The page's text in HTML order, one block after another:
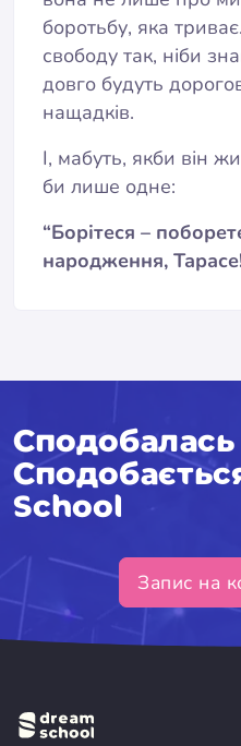
боротьбу, яка
свободу так, ніби
довго будуть
нащадків.
І, мабуть, якби він
би лише одне:
“Борітеся –
народження,
Сподобалась
School
Запис на